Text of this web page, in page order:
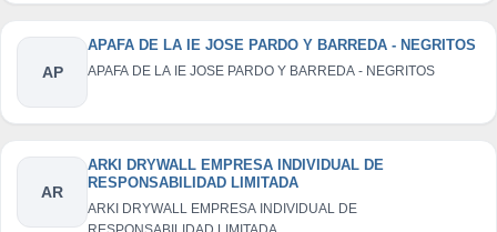
AP
APAFA DE LA IE JOSE PARDO Y BARREDA - NEGRITOS
APAFA DE LA IE JOSE PARDO Y BARREDA - NEGRITOS
AR
ARKI DRYWALL EMPRESA INDIVIDUAL DE
RESPONSABILIDAD LIMITADA
ARKI DRYWALL EMPRESA INDIVIDUAL DE